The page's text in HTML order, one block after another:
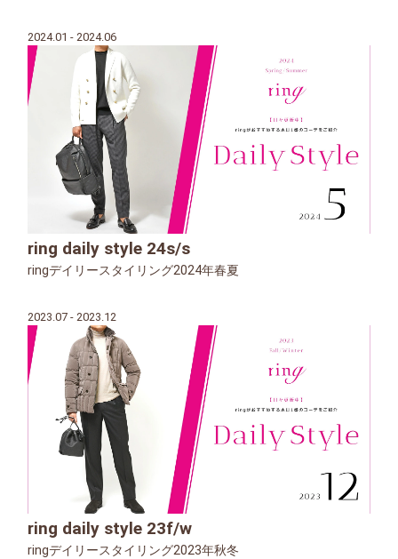
2024.01 - 2024.06
ring daily style 24s/s
ringデイリースタイリング2024年春夏
2023.07 - 2023.12
ring daily style 23f/w
ringデイリースタイリング2023年秋冬